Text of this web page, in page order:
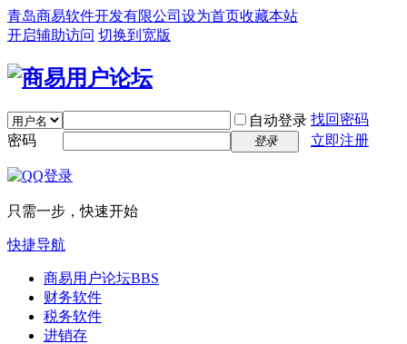
青岛商易软件开发有限公司 设为首页收藏本站
开启辅助访问 切换到宽版
自动登录 找回密码
密码
登录 立即注册
只需一步，快速开始
快捷导航
商易用户论坛BBS
财务软件
税务软件
进销存